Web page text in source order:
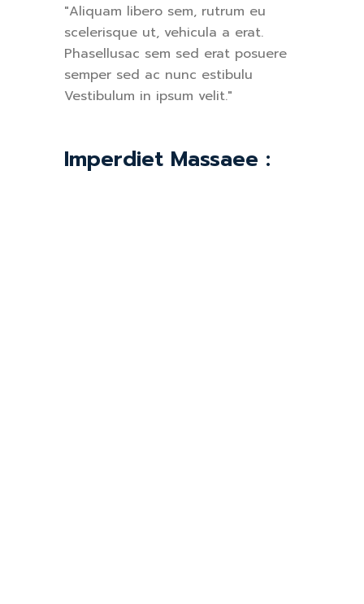
"Aliquam libero sem, rutrum eu
scelerisque ut, vehicula a erat.
Phasellusac sem sed erat posuere
semper sed ac nunc estibulu
Vestibulum in ipsum velit."
Imperdiet Massaee :